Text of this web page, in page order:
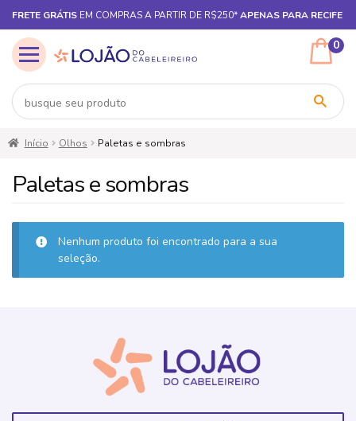
FRETE GRÁTIS EM COMPRAS A PARTIR DE R$250*APENAS PARA RECIFE
0
Pular
para
Pular
para
conteúdo
Início Olhos Paletas e sombras
Paletas e sombras
Nenhum produto foi encontrado para a sua
seleção.